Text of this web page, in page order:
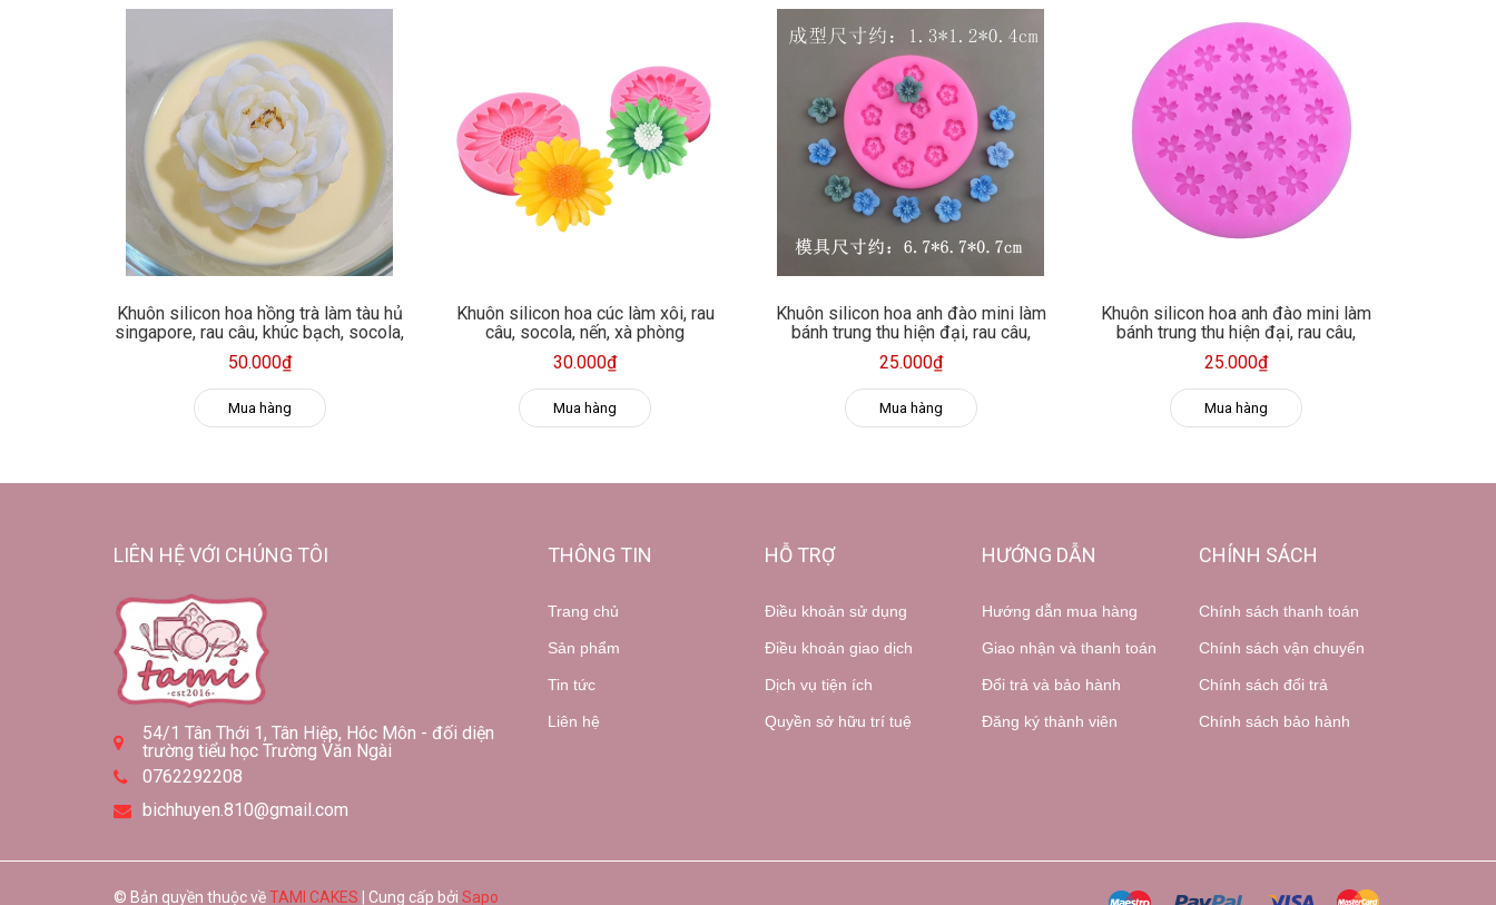
Khuôn silicon hoa hồng trà làm tàu hủ
singapore, rau câu, khúc bạch, socola,
nến thơm
50.000₫
Mua hàng
Khuôn silicon hoa cúc làm xôi, rau
câu, socola, nến, xà phòng
30.000₫
Mua hàng
Khuôn silicon hoa anh đào mini làm
bánh trung thu hiện đại, rau câu,
fondant, socola, trang trí nến, xà
phòng
25.000₫
Mua hàng
Khuôn silicon hoa anh đào mini làm
bánh trung thu hiện đại, rau câu,
fondant, socola, trang trí nến, xà
phòng
25.000₫
Mua hàng
LIÊN HỆ VỚI CHÚNG TÔI
54/1 Tân Thới 1, Tân Hiệp, Hóc Môn - đối diện
trường tiểu học Trường Văn Ngài
0762292208
bichhuyen.810@gmail.com
THÔNG TIN
Trang chủ
Sản phẩm
Tin tức
Liên hệ
HỖ TRỢ
Điều khoản sử dụng
Điều khoản giao dịch
Dịch vụ tiện ích
Quyền sở hữu trí tuệ
HƯỚNG DẪN
Hướng dẫn mua hàng
Giao nhận và thanh toán
Đổi trả và bảo hành
Đăng ký thành viên
CHÍNH SÁCH
Chính sách thanh toán
Chính sách vận chuyển
Chính sách đổi trả
Chính sách bảo hành
© Bản quyền thuộc vềTAMI CAKES | Cung cấp bởi Sapo